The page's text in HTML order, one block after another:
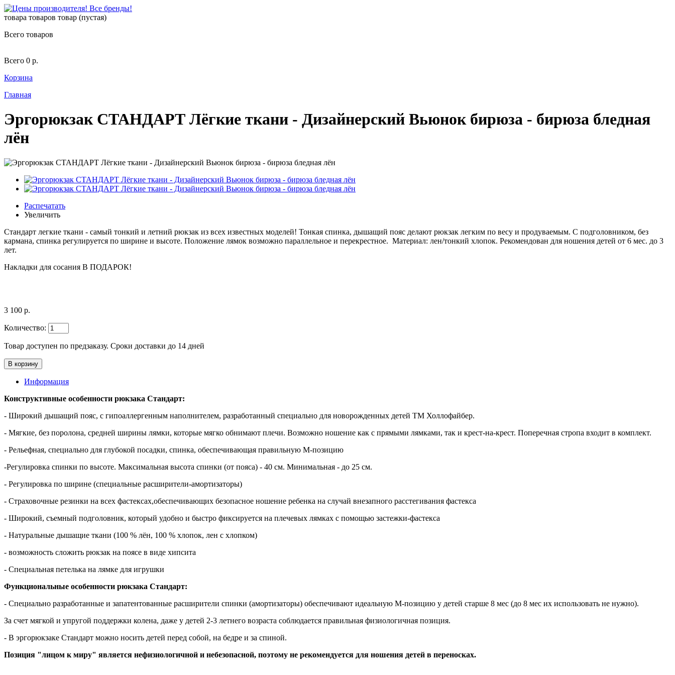
товара товаров товар (пустая)
Всего товаров
Всего 0 р.
Корзина
Главная
Эргорюкзак СТАНДАРТ Лёгкие ткани - Дизайнерский Вьюнок бирюза - бирюза бледная
лён
Распечатать
Увеличить
Стандарт легкие ткани - самый тонкий и летний рюкзак из всех известных моделей! Тонкая спинка, дышащий пояс делают рюкзак легким по весу и продуваемым. С подголовником, без
кармана, спинка регулируется по ширине и высоте. Положение лямок возможно параллельное и перекрестное. Материал: лен/тонкий хлопок. Рекомендован для ношения детей от 6 мес. до 3
лет.
Накладки для сосания В ПОДАРОК!
3 100 р.
Количество:
Товар доступен по предзаказу. Сроки доставки до 14 дней
Информация
Конструктивные особенности рюкзака Стандарт:
- Широкий дышащий пояс, с гипоаллергенным наполнителем, разработанный специально для новорожденных детей ТМ Холлофайбер.
- Мягкие, без поролона, средней ширины лямки, которые мягко обнимают плечи. Возможно ношение как с прямыми лямками, так и крест-на-крест. Поперечная стропа входит в комплект.
- Рельефная, специально для глубокой посадки, спинка, обеспечивающая правильную М-позицию
-Регулировка спинки по высоте. Максимальная высота спинки (от пояса) - 40 см. Минимальная - до 25 см.
- Регулировка по ширине (специальные расширители-амортизаторы)
- Страховочные резинки на всех фастексах,обеспечивающих безопасное ношение ребенка на случай внезапного расстегивания фастекса
- Широкий, съемный подголовник, который удобно и быстро фиксируется на плечевых лямках с помощью застежки-фастекса
- Натуральные дышащие ткани (100 % лён, 100 % хлопок, лен с хлопком)
- возможность сложить рюкзак на поясе в виде хипсита
- Специальная петелька на лямке для игрушки
Функциональные особенности рюкзака Стандарт:
- Специально разработанные и запатентованные расширители спинки (амортизаторы) обеспечивают идеальную М-позицию у детей старше 8 мес (до 8 мес их использовать не нужно).
За счет мягкой и упругой поддержки колена, даже у детей 2-3 летнего возраста соблюдается правильная физиологичная позиция.
- В эргорюкзаке Стандарт можно носить детей перед собой, на бедре и за спиной.
Позиция "лицом к миру" является нефизиологичной и небезопасной, поэтому не рекомендуется для ношения детей в переносках.